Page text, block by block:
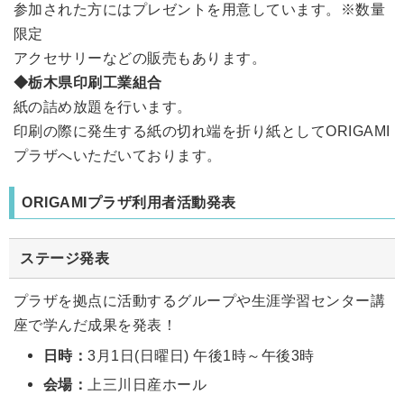
参加された方にはプレゼントを用意しています。※数量
限定
アクセサリーなどの販売もあります。
◆栃木県印刷工業組合
紙の詰め放題を行います。
印刷の際に発生する紙の切れ端を折り紙としてORIGAMI
プラザへいただいております。
ORIGAMIプラザ利用者活動発表
ステージ発表
プラザを拠点に活動するグループや生涯学習センター講
座で学んだ成果を発表！
日時：3月1日(日曜日) 午後1時～午後3時
会場：
上三川日産ホール